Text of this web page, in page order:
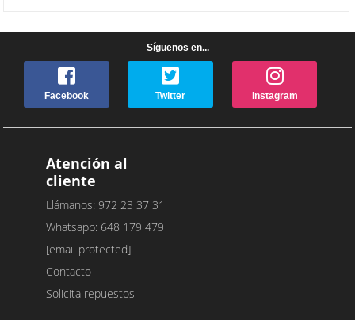
Síguenos en...
Facebook Twitter Instagram
Atención al
cliente
Llámanos: 972 23 37 31
Whatsapp: 648 179 479
[email protected]
Contacto
Solicita repuestos